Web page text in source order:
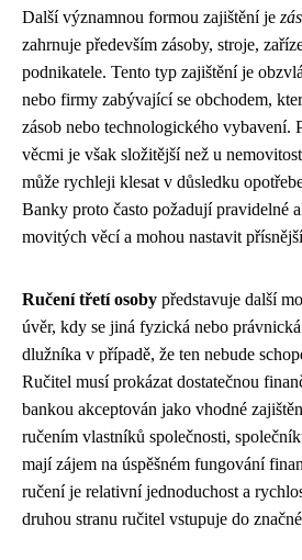
Další významnou formou zajištění je
zahrnuje především zásoby, stroje,
podnikatele. Tento typ zajištění je
nebo firmy zabývající se obchodem,
zásob nebo technologického vybavení.
věcmi je však složitější než u
může rychleji klesat v důsledku
Banky proto často požadují pravidelné
movitých věcí a mohou nastavit
Ručení třetí osoby představuje další
úvěr, kdy se jiná fyzická nebo
dlužníka v případě, že ten nebude
Ručitel musí prokázat dostatečnou
bankou akceptován jako vhodné
ručením vlastníků společnosti,
mají zájem na úspěšném fungování
ručení je relativní jednoduchost a
druhou stranu ručitel vstupuje do